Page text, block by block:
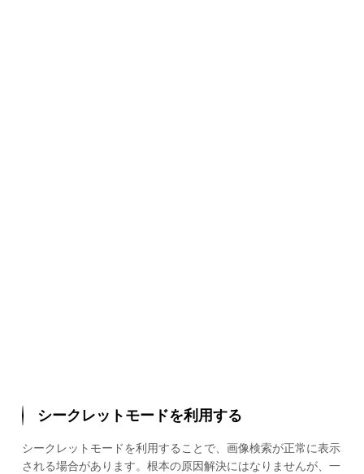
シークレットモードを利用する
シークレットモードを利用することで、画像検索が正常に表示
される場合があります。根本の原因解決にはなりませんが、一